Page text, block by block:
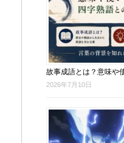
故事成語とは？意味や
2026年7月10日